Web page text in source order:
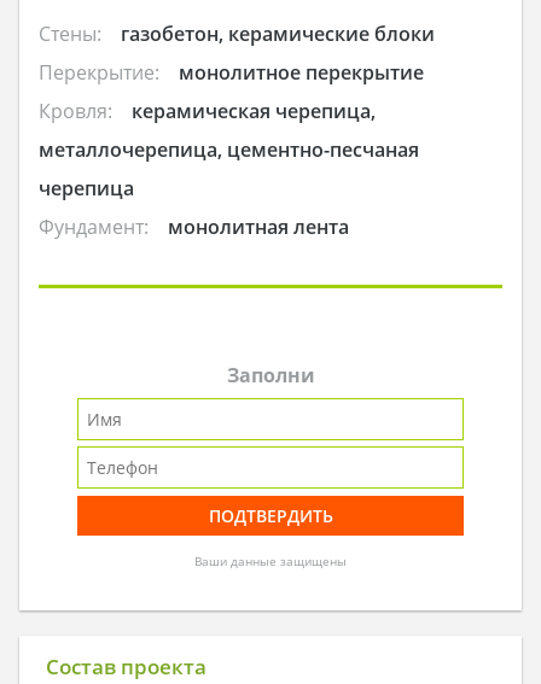
Стены:
газобетон, керамические блоки
Перекрытие:
монолитное перекрытие
Кровля:
керамическая черепица,
металлочерепица, цементно-песчаная
черепица
Фундамент:
монолитная лента
Заполни
Ваши данные защищены
Состав проекта